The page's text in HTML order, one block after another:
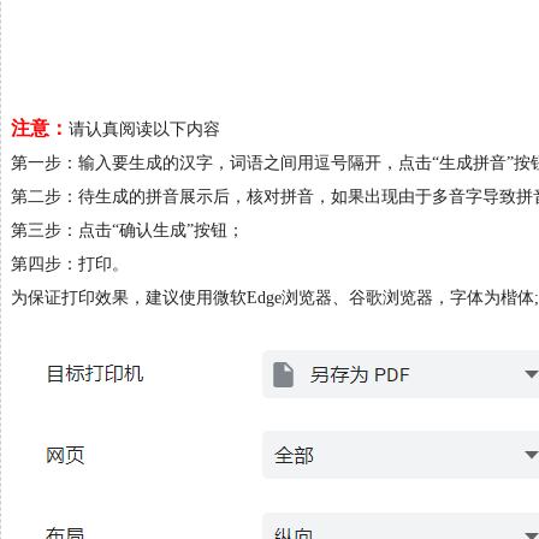
注意： 请认真阅读以下内容
第一步：输入要生成的汉字，词语之间用逗号隔开，点击“生成拼音”按
第二步：待生成的拼音展示后，核对拼音，如果出现由于多音字导致
第三步：点击“确认生成”按钮；
第四步：打印。
为保证打印效果，建议使用微软Edge浏览器、谷歌浏览器，字体为楷体;